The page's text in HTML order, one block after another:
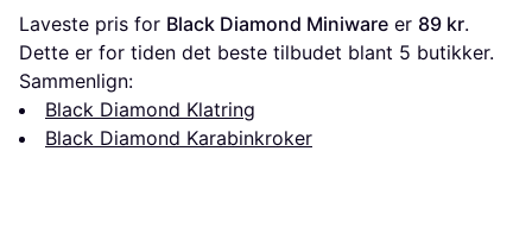
Laveste pris for Black Diamond Miniware er 89 kr.
Dette er for tiden det beste tilbudet blant 5 butikker.
Sammenlign:
Black Diamond Klatring
Black Diamond Karabinkroker